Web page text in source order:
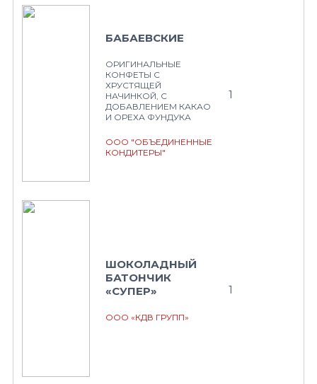
БАБАЕВСКИЕ
ОРИГИНАЛЬНЫЕ
КОНФЕТЫ С
ХРУСТЯЩЕЙ
НАЧИНКОЙ, С
ДОБАВЛЕНИЕМ КАКАО
И ОРЕХА ФУНДУКА
ООО "ОБЪЕДИНЕННЫЕ
КОНДИТЕРЫ"
1
ШОКОЛАДНЫЙ
БАТОНЧИК
«СУПЕР»
ООО «КДВ ГРУПП»
1